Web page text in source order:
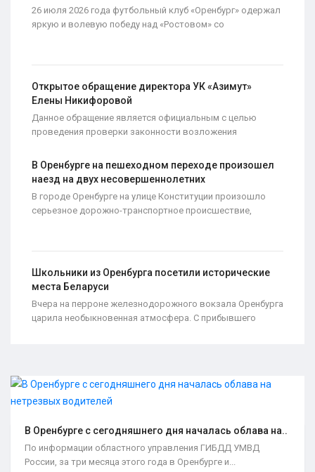
26 июля 2026 года футбольный клуб «Оренбург» одержал
яркую и волевую победу над «Ростовом» со
Открытое обращение директора УК «Азимут»
Елены Никифоровой
Данное обращение является официальным с целью
проведения проверки законности возложения
В Оренбурге на пешеходном переходе произошел
наезд на двух несовершеннолетних
В городе Оренбурге на улице Конституции произошло
серьезное дорожно-транспортное происшествие,
Школьники из Оренбурга посетили исторические
места Беларуси
Вчера на перроне железнодорожного вокзала Оренбурга
царила необыкновенная атмосфера. С прибывшего
В Оренбурге с сегодняшнего дня началась облава на..
По информации областного управления ГИБДД УМВД
России, за три месяца этого года в Оренбурге и...